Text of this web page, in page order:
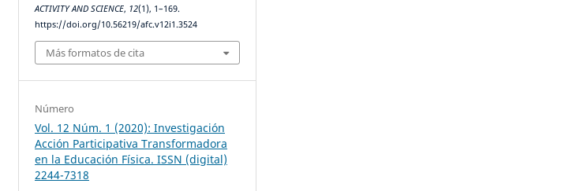
ACTIVITY AND SCIENCE, 12(1), 1–169.
https://doi.org/10.56219/afc.v12i1.3524
Más formatos de cita
Número
Vol. 12 Núm. 1 (2020): Investigación
Acción Participativa Transformadora
en la Educación Física. ISSN (digital)
2244-7318